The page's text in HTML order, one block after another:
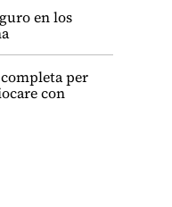
en los
per
con